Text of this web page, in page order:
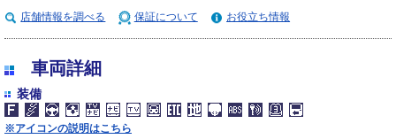
店舗情報を調べる 保証について お役立ち情報
車両詳細
装備
※アイコンの説明はこちら